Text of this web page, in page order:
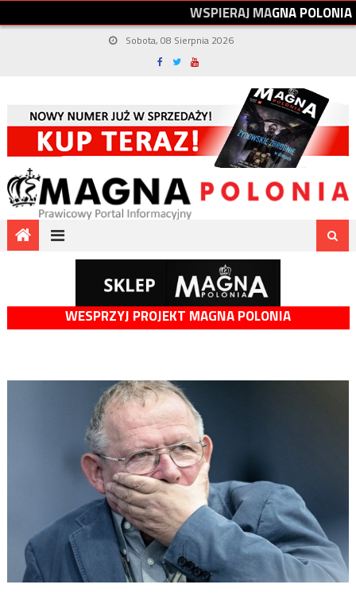
WSPIERAJMAGNAPOLONIA
Sobota, 08 Sierpnia 2026
WESPRZYJ PROJEKT MAGNA POLONIA